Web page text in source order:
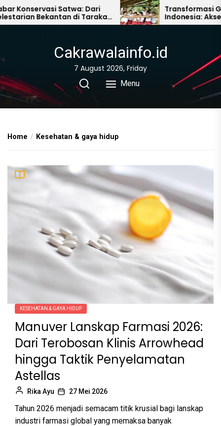
Skip
to
Satwa: Dari
Bekantan di Tarakan
Baru Kebun
Transformasi
Indonesia: Akses
Pelosok dan
Cakrawalainfo.id
7 August 2026, Friday
Menu
Home Kesehatan & gaya hidup
KESEHATAN & GAYA HIDUP
Manuver Lanskap Farmasi 2026:
Dari Terobosan Klinis Arrowhead
hingga Taktik Penyelamatan
Astellas
Rika Ayu 27 Mei 2026
Tahun 2026 menjadi semacam titik krusial bagi lanskap
industri farmasi global yang memaksa banyak